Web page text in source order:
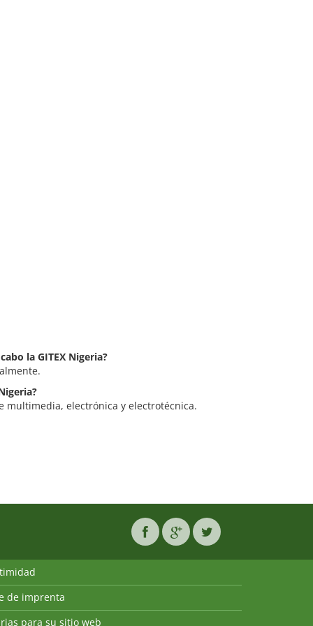
la GITEX Nigeria?
multimedia, electrónica y electrotécnica.
de imprenta
para su sitio web